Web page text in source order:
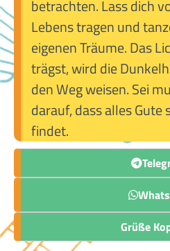
betrachten. Lass dich
Lebens tragen und
eigenen Träume. Das
trägst, wird die
den Weg weisen. Sei
darauf, dass alles Gute
findet.
Grüße